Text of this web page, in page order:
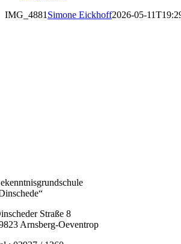
IMG_4881 Simone Eickhoff2026-05-
Straße 8
Arnsberg-Oeventrop